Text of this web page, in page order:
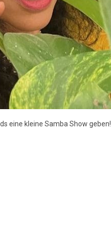
eine kleine Samba Show geben!